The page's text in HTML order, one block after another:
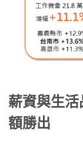
薪資與生
額勝出